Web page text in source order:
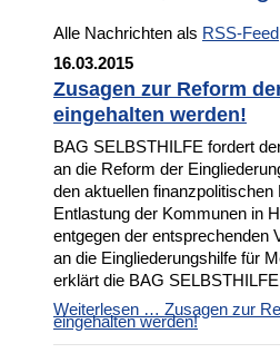
Alle Nachrichten als RSS-Feed
16.03.2015
Zusagen zur Reform
eingehalten werden!
BAG SELBSTHILFE fordert
an die Reform der
den aktuellen
Entlastung der Kommunen in
entgegen der entsprechenden
an die Eingliederungshilfe für
erklärt die BAG
Weiterlesen …Zusagen zur
eingehalten werden!